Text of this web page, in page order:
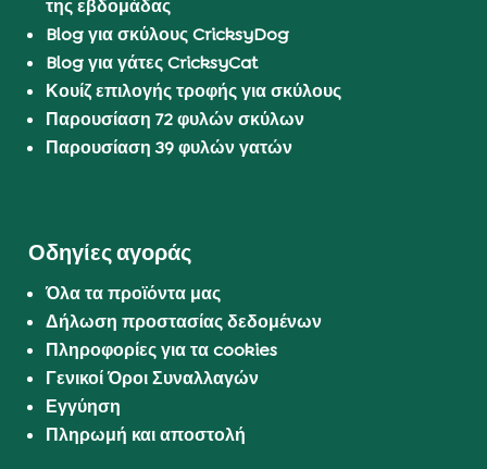
της εβδομάδας
Blog για σκύλους CricksyDog
Blog για γάτες CricksyCat
Κουίζ επιλογής τροφής για σκύλους
Παρουσίαση 72 φυλών σκύλων
Παρουσίαση 39 φυλών γατών
Οδηγίες αγοράς
Όλα τα προϊόντα μας
Δήλωση προστασίας δεδομένων
Πληροφορίες για τα cookies
Γενικοί Όροι Συναλλαγών
Εγγύηση
Πληρωμή και αποστολή